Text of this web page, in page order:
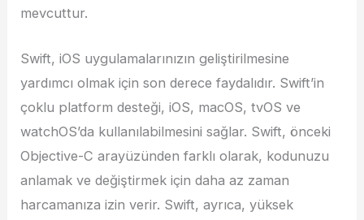
mevcuttur.
Swift, iOS uygulamalarınızın geliştirilmesine
yardımcı olmak için son derece faydalıdır. Swift’in
çoklu platform desteği, iOS, macOS, tvOS ve
watchOS’da kullanılabilmesini sağlar. Swift, önceki
Objective-C arayüzünden farklı olarak, kodunuzu
anlamak ve değiştirmek için daha az zaman
harcamanıza izin verir. Swift, ayrıca, yüksek